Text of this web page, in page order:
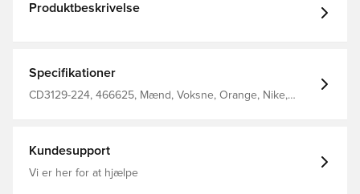
Produktbeskrivelse
Specifikationer
CD3129-224, 466625, Mænd, Voksne, Orange, Nike,
Kundesupport
Vi er her for at hjælpe